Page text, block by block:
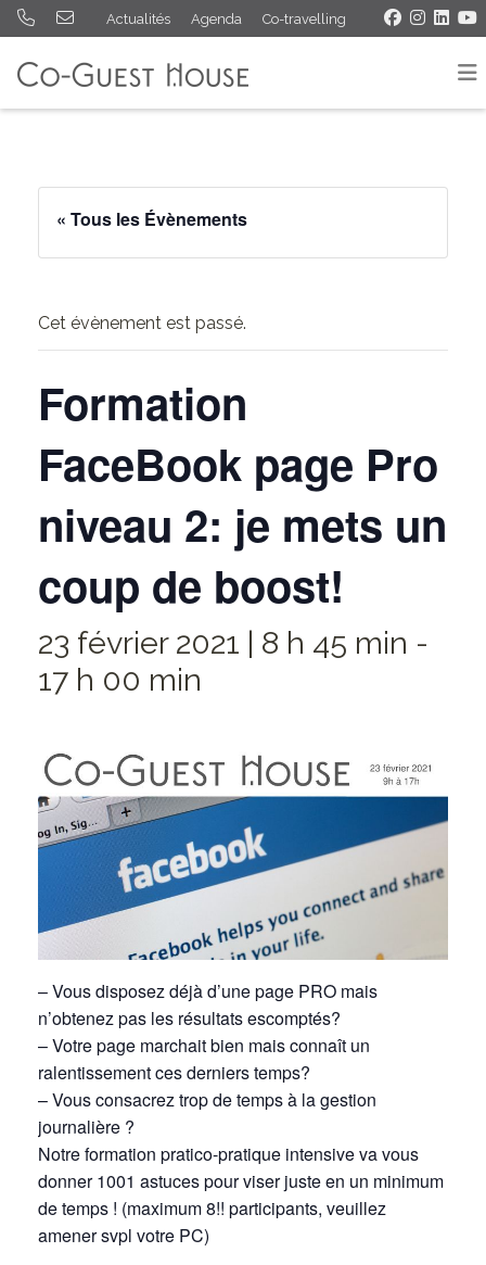
Actualités Agenda Co-travelling
« Tous les Évènements
Cet évènement est passé.
Formation
FaceBook page Pro
niveau 2: je mets un
coup de boost!
23 février 2021 | 8 h 45 min -
17 h 00 min
– Vous disposez déjà d’une page PRO mais
n’obtenez pas les résultats escomptés?
– Votre page marchait bien mais connaît un
ralentissement ces derniers temps?
– Vous consacrez trop de temps à la gestion
journalière ?
Notre formation pratico-pratique intensive va vous
donner 1001 astuces pour viser juste en un minimum
de temps ! (maximum 8!! participants, veuillez
amener svpl votre PC)